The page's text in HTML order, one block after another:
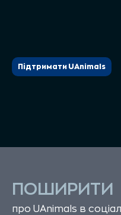
Підтримати UAnimals
ПОШИРИТИ
про UAnimals в